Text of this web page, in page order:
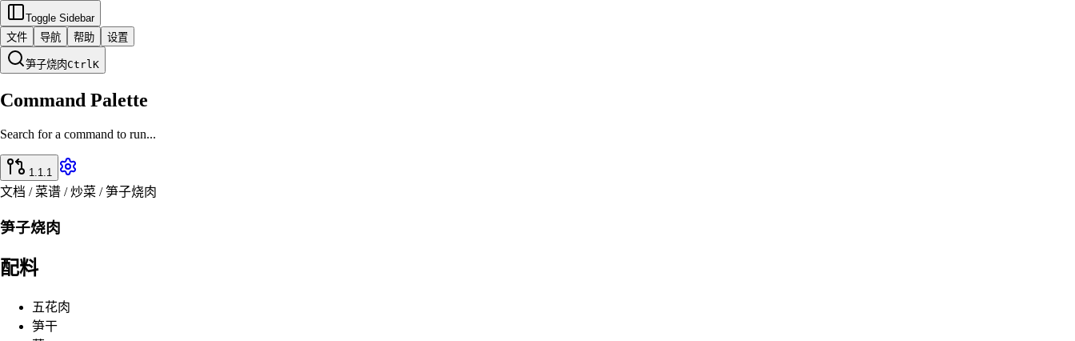
Toggle Sidebar
文件
导航 帮助 设置
笋子烧肉CtrlK
Command Palette
Search for a command to run...
1.1.1
文档 / 菜谱 / 炒菜 / 笋子烧肉
笋子烧肉
配料
五花肉
笋干